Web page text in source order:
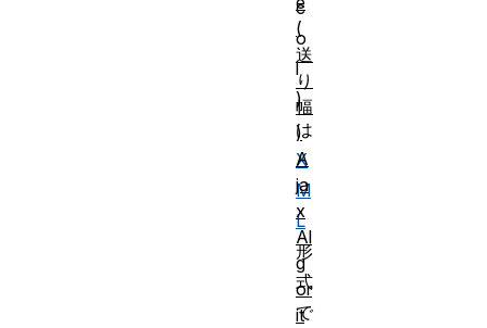
c
o
l
)
は
X
M
L
形
式
で
(
送
り
幅
)
A
ja
x
Al
g
or
it